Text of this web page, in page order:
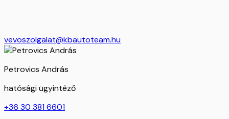
vevoszolgalat@kbautoteam.hu
Petrovics András
hatósági ügyintéző
+36 30 381 6601